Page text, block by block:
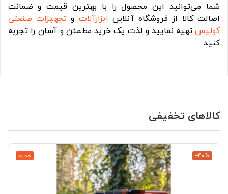
شما می‌توانید این محصول را با بهترین قیمت و ضمانت
اصالت کالا از فروشگاه آنلاین ابزارآلات وتجهیزات صنعتی
کولیستهیه نمایید و لذت یک خرید مطمئن و آسان را تجربه
کنید.
کالاهای تخفیفی
جدید ‎−40%